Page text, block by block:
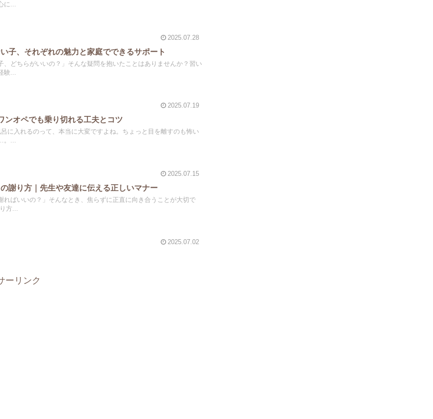
に...
2025.07.28
子、それぞれの魅力と家庭でできるサポート
、どちらがいいの？」そんな疑問を抱いたことはありませんか？習い
験...
2025.07.19
ンオペでも乗り切れる工夫とコツ
に入れるのって、本当に大変ですよね。ちょっと目を離すのも怖い
。...
2025.07.15
謝り方｜先生や友達に伝える正しいマナー
ればいいの？」そんなとき、焦らずに正直に向き合うことが大切で
方...
2025.07.02
ーリンク